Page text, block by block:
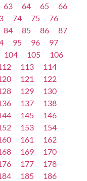
63 64 65
66
74 75
76
84 85 86
87
95 96
97
104 105
106
113
114
121
122
129
130
137
138
145
146
153
154
161
162
169
170
177
178
185
186